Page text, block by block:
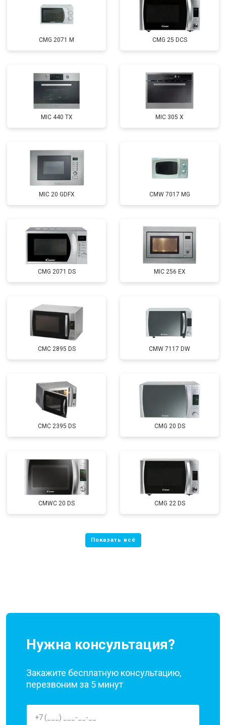
CMG 2071 M CMG 25 DCS
MIC 440 TX MIC 305 X
MIC 20 GDFX CMW 7017 MG
CMG 2071 DS MIC 256 EX
CMC 2895 DS CMW 7117 DW
CMC 2395 DS CMG 20 DS
CMWC 20 DS CMG 22 DS
Нужна консультация?
Закажите бесплатную консультацию,
перезвоним за 5 минут